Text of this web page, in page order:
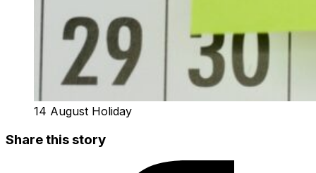
14 August Holiday
Share this story